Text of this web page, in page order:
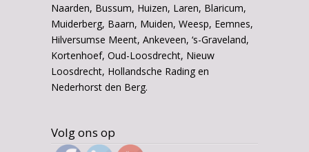
Naarden, Bussum, Huizen, Laren, Blaricum,
Muiderberg, Baarn, Muiden, Weesp, Eemnes,
Hilversumse Meent, Ankeveen, ‘s-Graveland,
Kortenhoef, Oud-Loosdrecht, Nieuw
Loosdrecht, Hollandsche Rading en
Nederhorst den Berg.
Volg ons op